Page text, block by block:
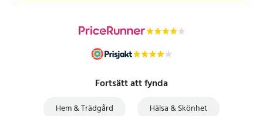
Fortsätt att fynda
Hem & Trädgård Hälsa & Skönhet